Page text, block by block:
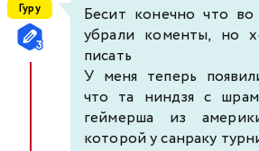
Гуру
Бесит конечно что
убрали коменты, но
писать
У меня теперь
что та ниндзя с
геймерша из
которой у санраку